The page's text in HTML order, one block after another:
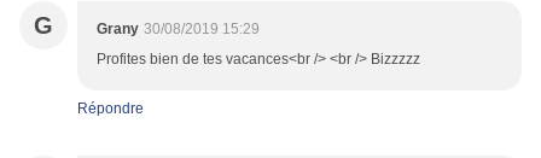
G Grany 30/08/2019 15:29
Profites bien de tes vacances<br /> <br /> Bizzzzz
Répondre